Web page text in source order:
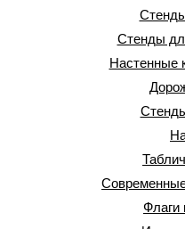
Стенды
Настенные
Флаги